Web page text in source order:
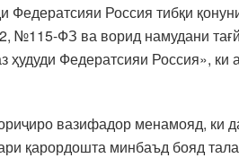
Федератсияи Россия тибқи
ФЗ ва ворид намудани
Федератсияи Россия»,
вазифадор менамояд, ки
қарордошта минбаъд бояд